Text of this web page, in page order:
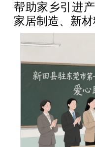
帮助家乡引进
家居制造、新